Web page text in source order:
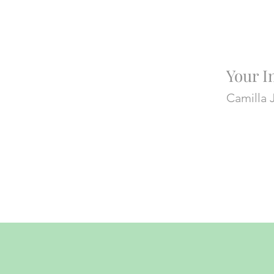
Your
Camilla